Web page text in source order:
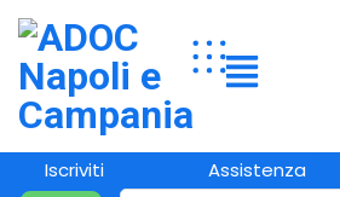
Iscriviti Assistenza